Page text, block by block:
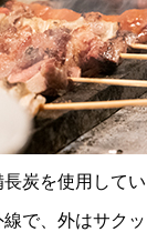
炭を使用して
で、外はサク